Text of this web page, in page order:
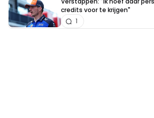
credits voor te krijgen"
1